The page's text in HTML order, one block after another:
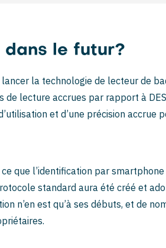
dans le futur?
la technologie de lecteur de
lecture accrues par rapport à
et d’une précision accrue
que l’identification par
standard aura été créé et
n’en est qu’à ses débuts, et de